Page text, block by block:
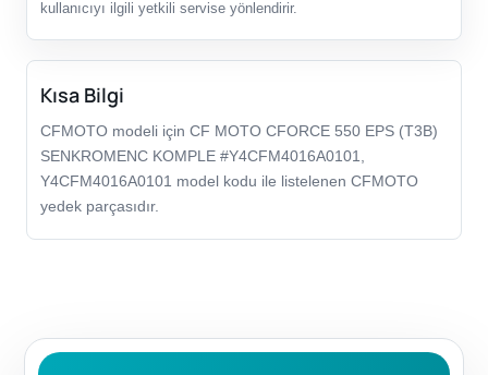
kullanıcıyı ilgili yetkili servise yönlendirir.
Kısa Bilgi
CFMOTO modeli için CF MOTO CFORCE 550 EPS (T3B)
SENKROMENC KOMPLE #Y4CFM4016A0101,
Y4CFM4016A0101 model kodu ile listelenen CFMOTO
yedek parçasıdır.